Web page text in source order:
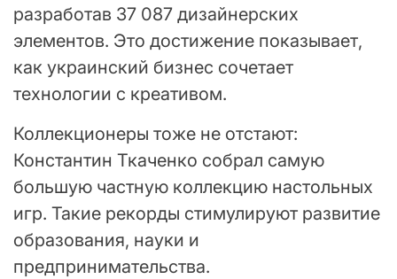
разработав 37 087 дизайнерских
элементов. Это достижение показывает,
как украинский бизнес сочетает
технологии с креативом.
Коллекционеры тоже не отстают:
Константин Ткаченко собрал самую
большую частную коллекцию настольных
игр. Такие рекорды стимулируют развитие
образования, науки и
предпринимательства.